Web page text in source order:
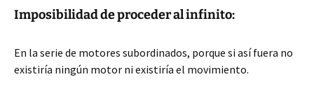
Imposibilidad de proceder al infinito:
En la serie de motores subordinados, porque si así fuera no
existiría ningún motor ni existiría el movimiento.